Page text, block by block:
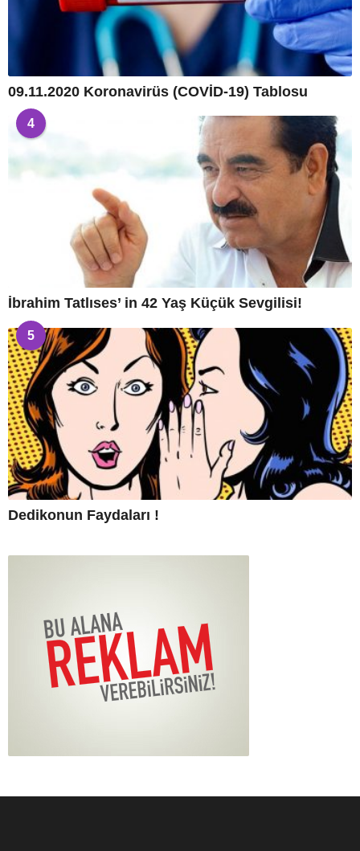
09.11.2020 Koronavirüs (COVİD-19) Tablosu
4
İbrahim Tatlıses’ in 42 Yaş Küçük Sevgilisi!
5
Dedikonun Faydaları !